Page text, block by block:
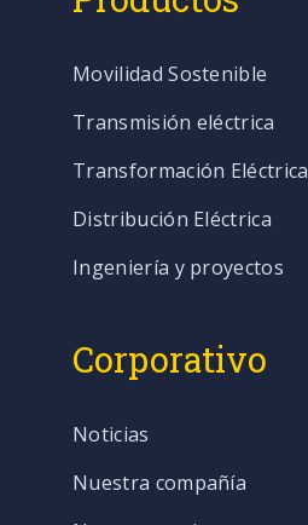
Movilidad Sostenible
Transmisión eléctrica
Transformación Eléctrica
Distribución Eléctrica
Ingeniería y proyectos
Corporativo
Noticias
Nuestra compañía